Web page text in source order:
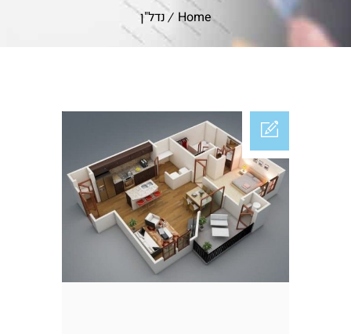
Home נדל"ן